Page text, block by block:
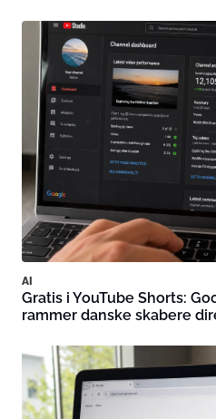
AI
Gratis i YouTube Shorts:
rammer danske skabere